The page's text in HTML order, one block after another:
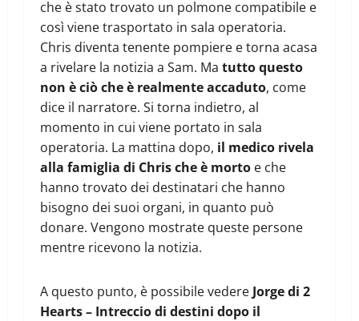
che è stato trovato un polmone compatibile e
così viene trasportato in sala operatoria.
Chris diventa tenente pompiere e torna acasa
a rivelare la notizia a Sam. Ma tutto questo
non è ciò che è realmente accaduto, come
dice il narratore. Si torna indietro, al
momento in cui viene portato in sala
operatoria. La mattina dopo, il medico rivela
alla famiglia di Chris che è morto e che
hanno trovato dei destinatari che hanno
bisogno dei suoi organi, in quanto può
donare. Vengono mostrate queste persone
mentre ricevono la notizia.
A questo punto, è possibile vedere Jorge di 2
Hearts – Intreccio di destini dopo il